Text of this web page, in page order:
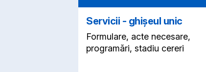
Servicii - ghișeul unic
Formulare, acte necesare,
programări, stadiu cereri